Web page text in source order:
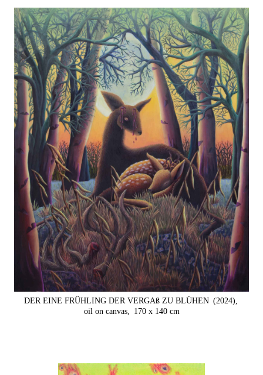
DER EINE FRÜHLING DER VERGAß ZU BLÜHEN (2024),
oil on canvas,
170 x 140 cm